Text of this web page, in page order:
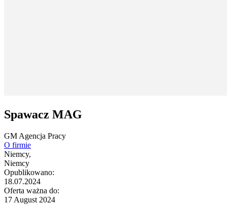
Spawacz MAG
GM Agencja Pracy
O firmie
Niemcy,
Niemcy
Opublikowano:
18.07.2024
Oferta ważna do:
17 August 2024